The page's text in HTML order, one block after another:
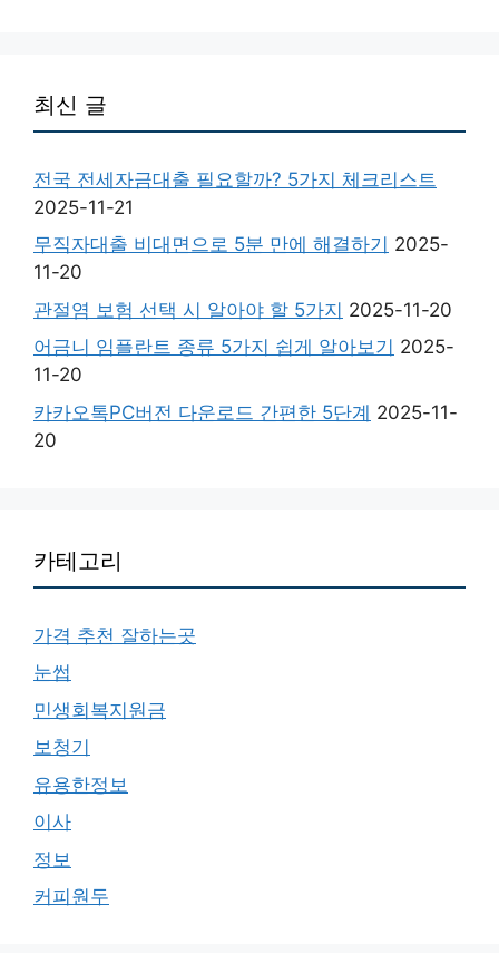
최신 글
전국 전세자금대출 필요할까? 5가지 체크리스트
2025-11-21
무직자대출 비대면으로 5분 만에 해결하기 2025-
11-20
관절염 보험 선택 시 알아야 할 5가지 2025-11-20
어금니 임플란트 종류 5가지 쉽게 알아보기 2025-
11-20
카카오톡PC버전 다운로드 간편한 5단계 2025-11-
20
카테고리
가격 추천 잘하는곳
눈썹
민생회복지원금
보청기
유용한정보
이사
정보
커피원두